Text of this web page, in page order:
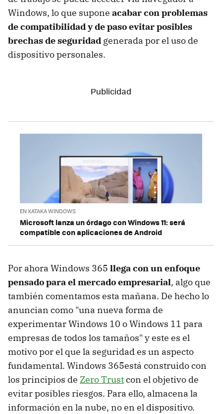
Windows, lo que supone acabar con problemas
de compatibilidad y de paso evitar posibles
brechas de seguridad generada por el uso de
dispositivo personales.
EN XATAKA WINDOWS
Microsoft lanza un órdago con Windows 11: será
compatible con aplicaciones de Android
Por ahora Windows 365 llega con un enfoque
pensado para el mercado empresarial, algo que
también comentamos esta mañana. De hecho lo
anuncian como "una nueva forma de
experimentar Windows 10 o Windows 11 para
empresas de todos los tamaños" y este es el
motivo por el que la seguridad es un aspecto
fundamental. Windows 365está construido con
los principios de Zero Trustcon el objetivo de
evitar posibles riesgos. Para ello, almacena la
información en la nube, no en el dispositivo.